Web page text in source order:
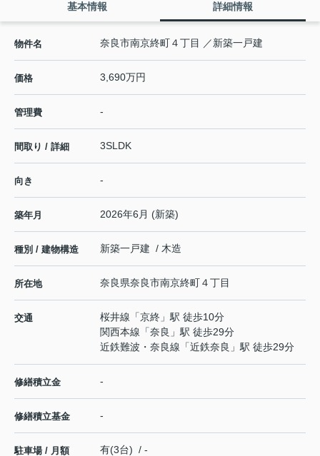
基本情報 詳細情報
物件名 奈良市南京終町４丁目 ／新築一戸建
価格 3,690万円
管理費 -
間取り / 詳細 3SLDK
向き -
築年月 2026年6月 (新築)
種別 / 建物構造 新築一戸建 / 木造
所在地 奈良県奈良市南京終町４丁目
交通 桜井線 「京終 」駅 徒歩10分
関西本線 「奈良 」駅 徒歩29分
近鉄難波・奈良線 「近鉄奈良 」駅 徒歩29分
修繕積立金 -
修繕積立基金 -
駐車場 / 月額 有(3台) / -